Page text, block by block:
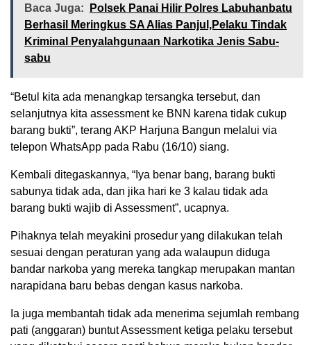
Baca Juga:
Polsek Panai Hilir Polres Labuhanbatu
Berhasil Meringkus SA Alias Panjul,Pelaku Tindak
Kriminal Penyalahgunaan Narkotika Jenis Sabu-
sabu
“Betul kita ada menangkap tersangka tersebut, dan
selanjutnya kita assessment ke BNN karena tidak cukup
barang bukti”, terang AKP Harjuna Bangun melalui via
telepon WhatsApp pada Rabu (16/10) siang.
Kembali ditegaskannya, “Iya benar bang, barang bukti
sabunya tidak ada, dan jika hari ke 3 kalau tidak ada
barang bukti wajib di Assessment”, ucapnya.
Pihaknya telah meyakini prosedur yang dilakukan telah
sesuai dengan peraturan yang ada walaupun diduga
bandar narkoba yang mereka tangkap merupakan mantan
narapidana baru bebas dengan kasus narkoba.
Ia juga membantah tidak ada menerima sejumlah rembang
pati (anggaran) buntut Assessment ketiga pelaku tersebut